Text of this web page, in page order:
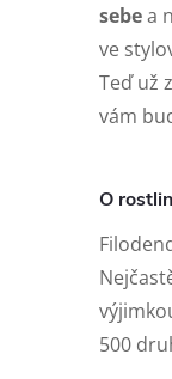
sebea
ve
Teď už
vám
O
500